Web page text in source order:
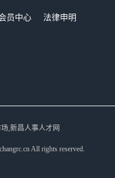
员中心
法律申明
,新昌人事人才网
All rights reserved.